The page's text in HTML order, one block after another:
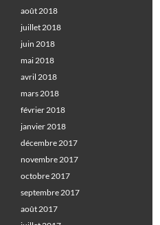
août 2018
juillet 2018
juin 2018
mai 2018
avril 2018
mars 2018
février 2018
janvier 2018
décembre 2017
novembre 2017
octobre 2017
septembre 2017
août 2017